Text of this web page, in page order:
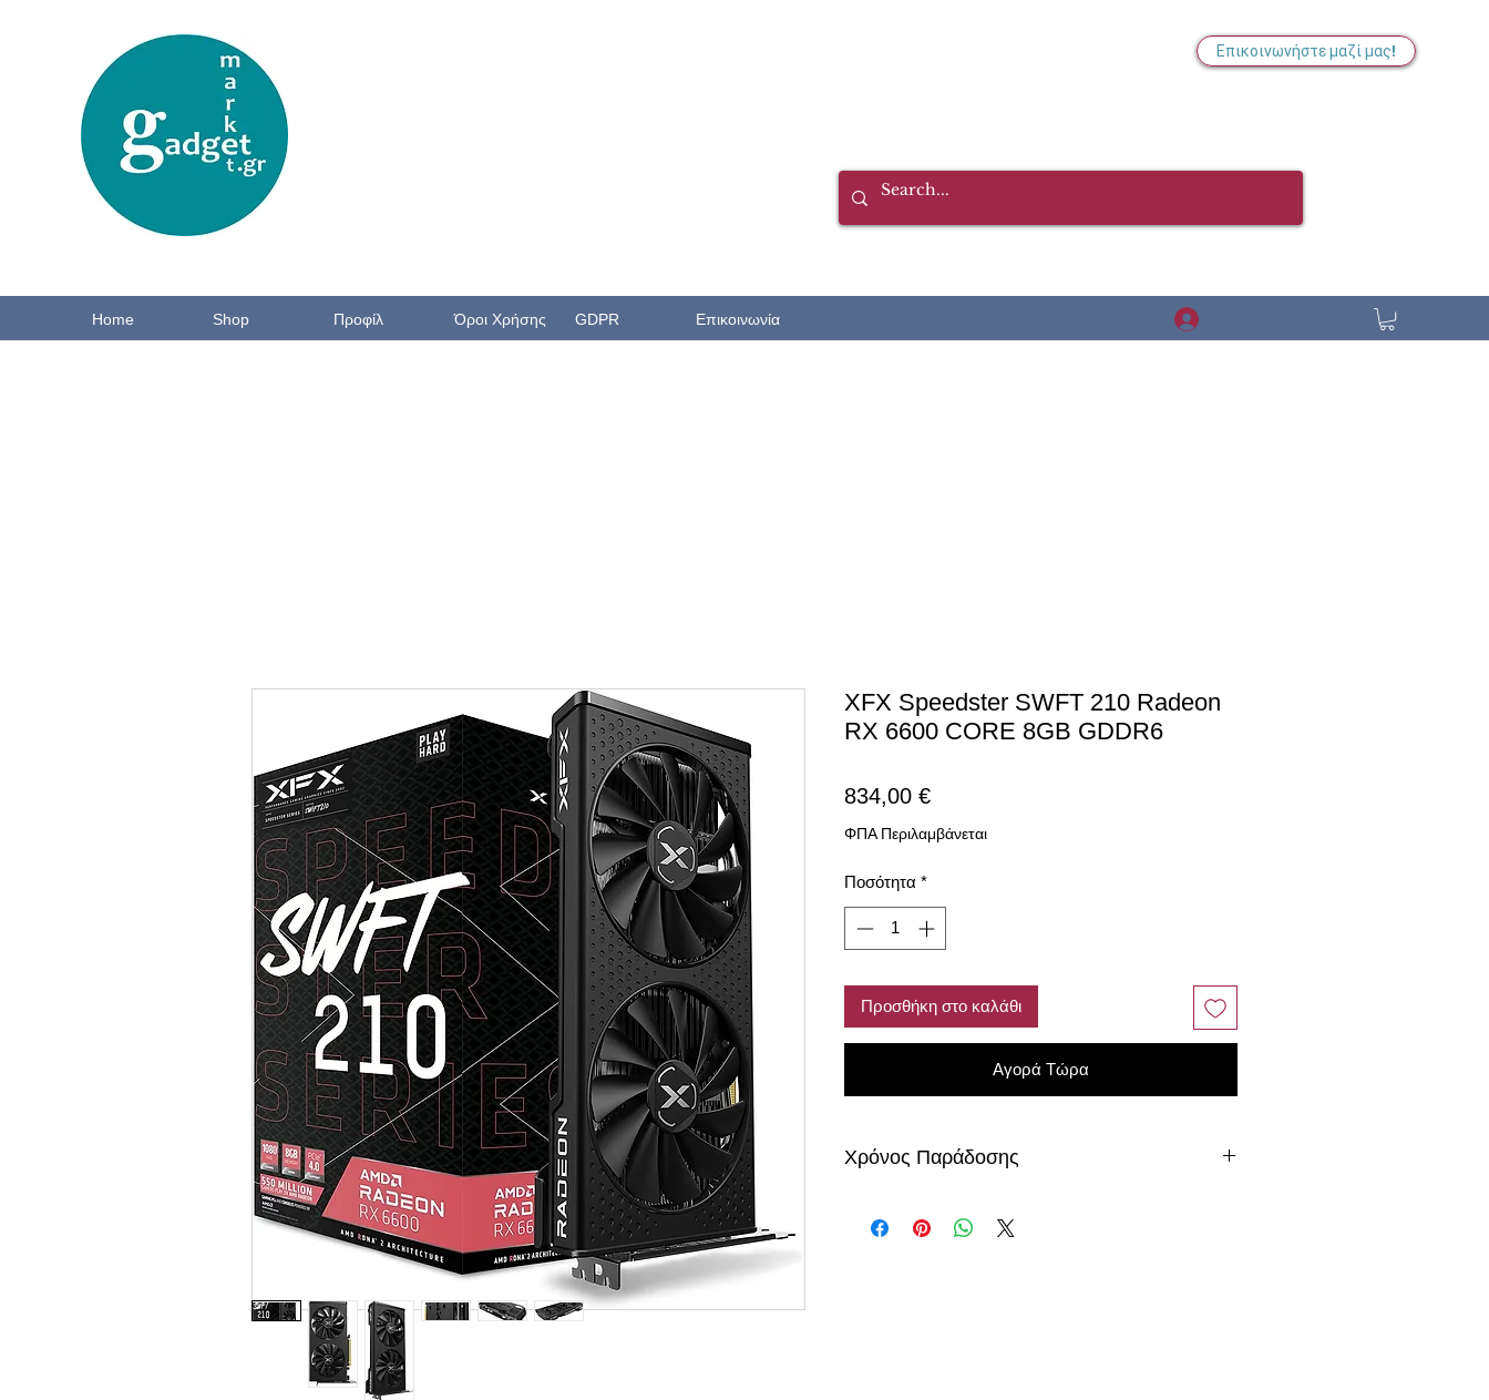
Επικοινωνήστε μαζί μας!
Home Shop Προφίλ Όροι Χρήσης GDPR Επικοινωνία
XFX Speedster SWFT 210 Radeon
RX 6600 CORE 8GB GDDR6
834,00 €Τιμή
ΦΠΑ Περιλαμβάνεται
Ποσότητα *
Προσθήκη στο καλάθι
Αγορά Τώρα
Χρόνος Παράδοσης